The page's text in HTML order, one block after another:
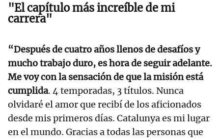
"El capítulo más increíble de mi
carrera"
“Después de cuatro años llenos de desafíos y
mucho trabajo duro, es hora de seguir adelante.
Me voy con la sensación de que la misión está
cumplida. 4 temporadas, 3 títulos. Nunca
olvidaré el amor que recibí de los aficionados
desde mis primeros días. Catalunya es mi lugar
en el mundo. Gracias a todas las personas que